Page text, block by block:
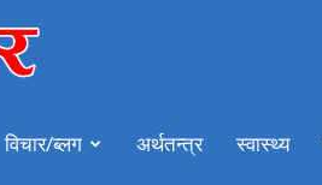
विचार/ब्लग अर्थतन्त्र स्वास्थ्य